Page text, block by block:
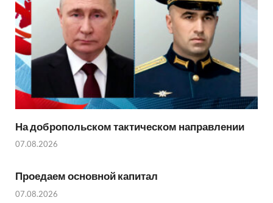
На добропольском тактическом направлении
07.08.2026
Проедаем основной капитал
07.08.2026